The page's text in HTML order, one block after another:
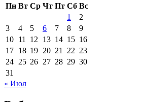
Пн Вт Ср Чт Пт Сб Вс
1
2
3
4 5 6 7 8
9
10 11 12 13 14 15 16
17 18 19 20 21 22 23
24 25 26 27 28 29 30
31
« Июл